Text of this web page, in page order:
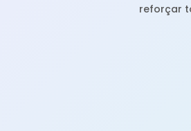
reforçar